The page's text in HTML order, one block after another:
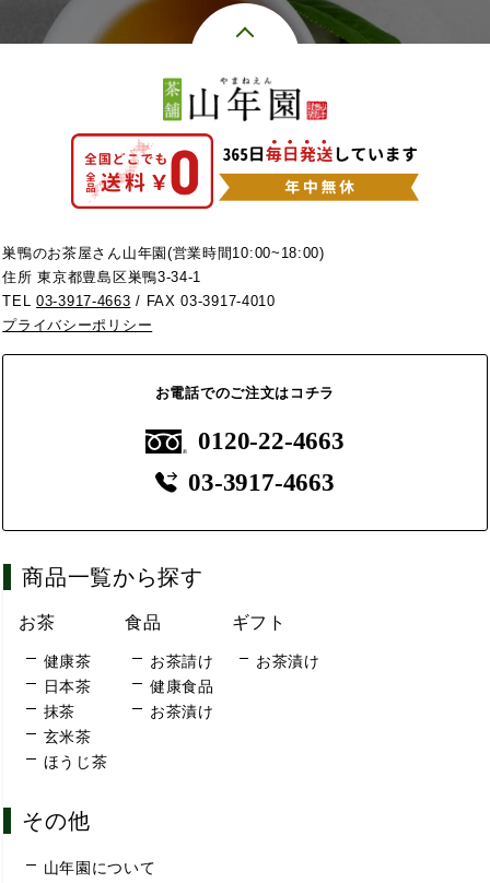
巣鴨のお茶屋さん山年園(営業時間10:00~18:00)
住所 東京都豊島区巣鴨3-34-1
TEL03-3917-4663 / FAX 03-3917-4010
プライバシーポリシー
お電話でのご注文はコチラ
0120-22-4663
03-3917-4663
商品一覧から探す
お茶
健康茶
日本茶
抹茶
玄米茶
ほうじ茶
食品
お茶請け
健康食品
お茶漬け
ギフト
お茶漬け
その他
山年園について